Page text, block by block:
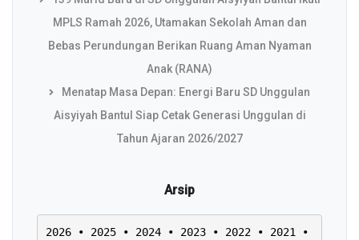
MPLS Ramah 2026, Utamakan Sekolah Aman dan
Bebas Perundungan Berikan Ruang Aman Nyaman
Anak (RANA)
Menatap Masa Depan: Energi Baru SD Unggulan
Aisyiyah Bantul Siap Cetak Generasi Unggulan di
Tahun Ajaran 2026/2027
Arsip
2026 • 2025 • 2024 • 2023 • 2022 • 2021